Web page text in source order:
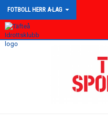
FOTBOLL HERR A-LAG
HEM